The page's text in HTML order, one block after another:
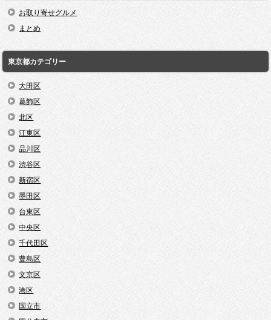
お取り寄せグルメ
まとめ
東京都カテゴリー
大田区
葛飾区
北区
江東区
品川区
渋谷区
新宿区
墨田区
台東区
中央区
千代田区
豊島区
文京区
港区
国立市